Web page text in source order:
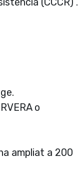
o
ampliat a 200